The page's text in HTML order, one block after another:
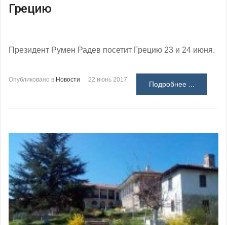
Грецию
Президент Румен Радев посетит Грецию 23 и 24 июня.
Опубликовано в Новости 22 июнь 2017
Подробнее ...